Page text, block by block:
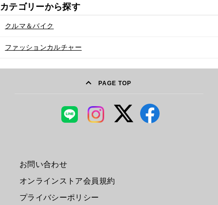
クルマ＆バイク
ファッションカルチャー
PAGE TOP
お問い合わせ
オンラインストア会員規約
プライバシーポリシー